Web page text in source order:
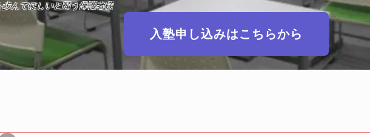
んでほしいと願う保護者様
入塾申し込みはこちらから